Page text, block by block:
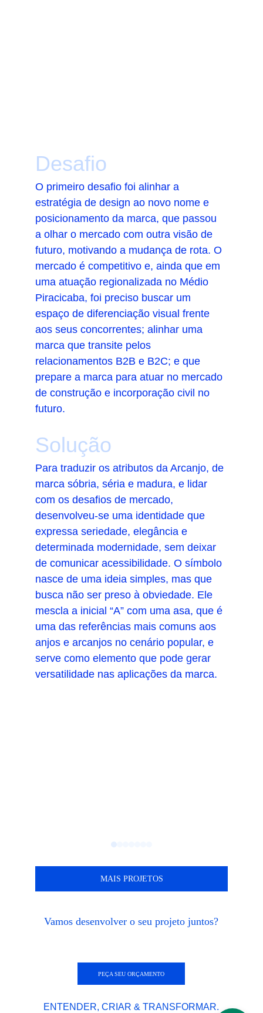
Desafio
O primeiro desafio foi alinhar a
estratégia de design ao novo nome e
posicionamento da marca, que passou
a olhar o mercado com outra visão de
futuro, motivando a mudança de rota. O
mercado é competitivo e, ainda que em
uma atuação regionalizada no Médio
Piracicaba, foi preciso buscar um
espaço de diferenciação visual frente
aos seus concorrentes; alinhar uma
marca que transite pelos
relacionamentos B2B e B2C; e que
prepare a marca para atuar no mercado
de construção e incorporação civil no
futuro.
Solução
Para traduzir os atributos da Arcanjo, de
marca sóbria, séria e madura, e lidar
com os desafios de mercado,
desenvolveu-se uma identidade que
expressa seriedade, elegância e
determinada modernidade, sem deixar
de comunicar acessibilidade. O símbolo
nasce de uma ideia simples, mas que
busca não ser preso à obviedade. Ele
mescla a inicial “A” com uma asa, que é
uma das referências mais comuns aos
anjos e arcanjos no cenário popular, e
serve como elemento que pode gerar
versatilidade nas aplicações da marca.
MAIS PROJETOS
ENTENDER, CRIAR & TRANSFORMAR.
Vamos desenvolver o seu projeto juntos?
PEÇA SEU ORÇAMENTO